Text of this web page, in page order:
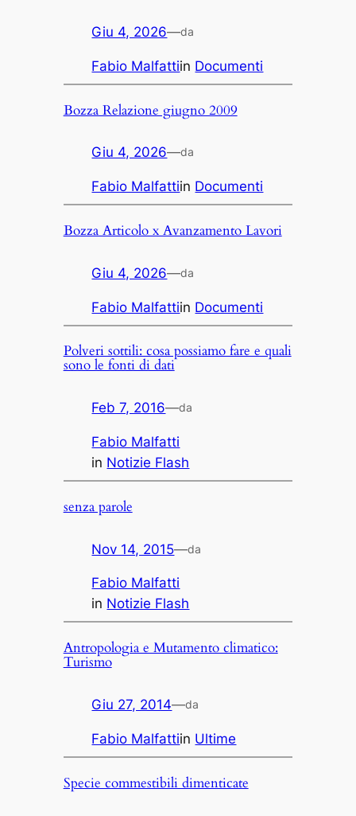
Giu 4, 2026—da
Fabio Malfattiin Documenti
Bozza Relazione giugno 2009
Giu 4, 2026—da
Fabio Malfattiin Documenti
Bozza Articolo x Avanzamento Lavori
Giu 4, 2026—da
Fabio Malfattiin Documenti
Polveri sottili: cosa possiamo fare e quali
sono le fonti di dati
Feb 7, 2016—da
Fabio Malfatti
in Notizie Flash
senza parole
Nov 14, 2015—da
Fabio Malfatti
in Notizie Flash
Antropologia e Mutamento climatico:
Turismo
Giu 27, 2014—da
Fabio Malfattiin Ultime
Specie commestibili dimenticate